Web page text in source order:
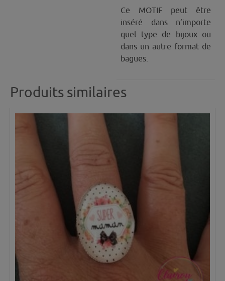
Ce MOTIF peut être
inséré dans n’importe
quel type de bijoux ou
dans un autre format de
bagues.
Produits similaires